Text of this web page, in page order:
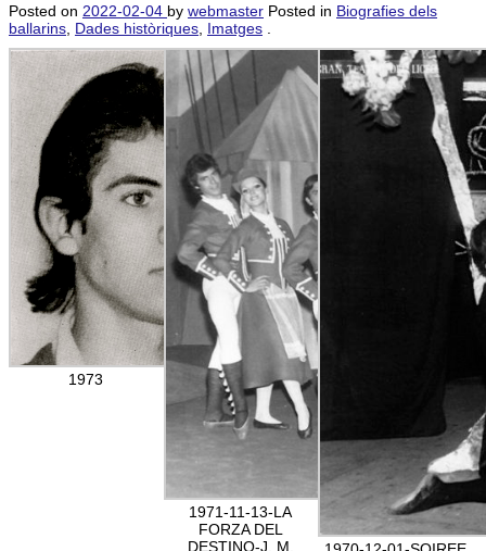
Posted on 2022-02-04 by webmaster Posted in Biografies dels
ballarins Dades històriques Imatges
1973
1971-11-13-LA
FORZA DEL
DESTINO-J. M.